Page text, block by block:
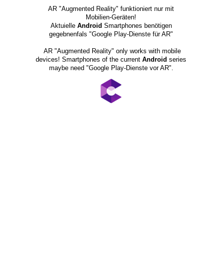
AR "Augmented Reality" funktioniert nur mit
Mobilien-Geräten!
Aktuielle Android Smartphones benötigen
gegebnenfals "Google Play-Dienste für AR"
AR "Augmented Reality" only works with mobile
devices! Smartphones of the current Android series
maybe need "Google Play-Dienste vor AR".